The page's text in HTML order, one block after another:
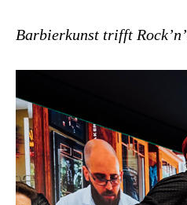
Barbierkunst trifft